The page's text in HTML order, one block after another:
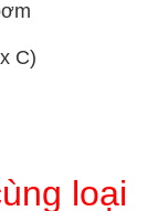
C)
loại